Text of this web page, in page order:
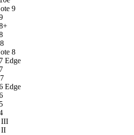
9
8
Edge
Edge
III
II